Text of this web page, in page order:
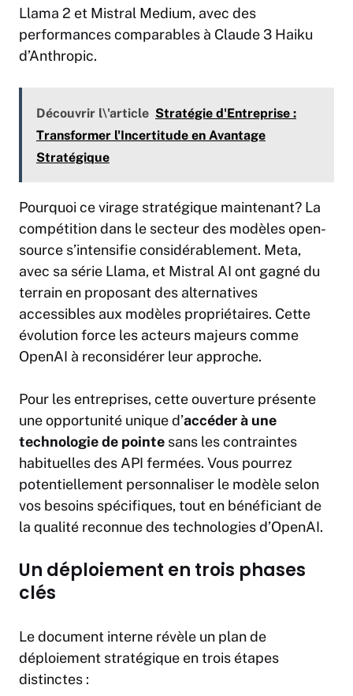
Llama 2 et Mistral Medium, avec des
performances comparables à Claude 3 Haiku
d’Anthropic.
Découvrir l\'article Stratégie d'Entreprise :
Transformer l'Incertitude en Avantage
Stratégique
Pourquoi ce virage stratégique maintenant? La
compétition dans le secteur des modèles open-
source s’intensifie considérablement. Meta,
avec sa série Llama, et Mistral AI ont gagné du
terrain en proposant des alternatives
accessibles aux modèles propriétaires. Cette
évolution force les acteurs majeurs comme
OpenAI à reconsidérer leur approche.
Pour les entreprises, cette ouverture présente
une opportunité unique d’accéder à une
technologiede pointe sans les contraintes
habituelles des API fermées. Vous pourrez
potentiellement personnaliser le modèle selon
vos besoins spécifiques, tout en bénéficiant de
la qualité reconnue des technologies d’OpenAI.
Un déploiement en trois phases
clés
Le document interne révèle un plan de
déploiement stratégique en trois étapes
distinctes :